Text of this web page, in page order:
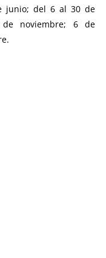
junio; del 6 al 30 de
noviembre; 6 de